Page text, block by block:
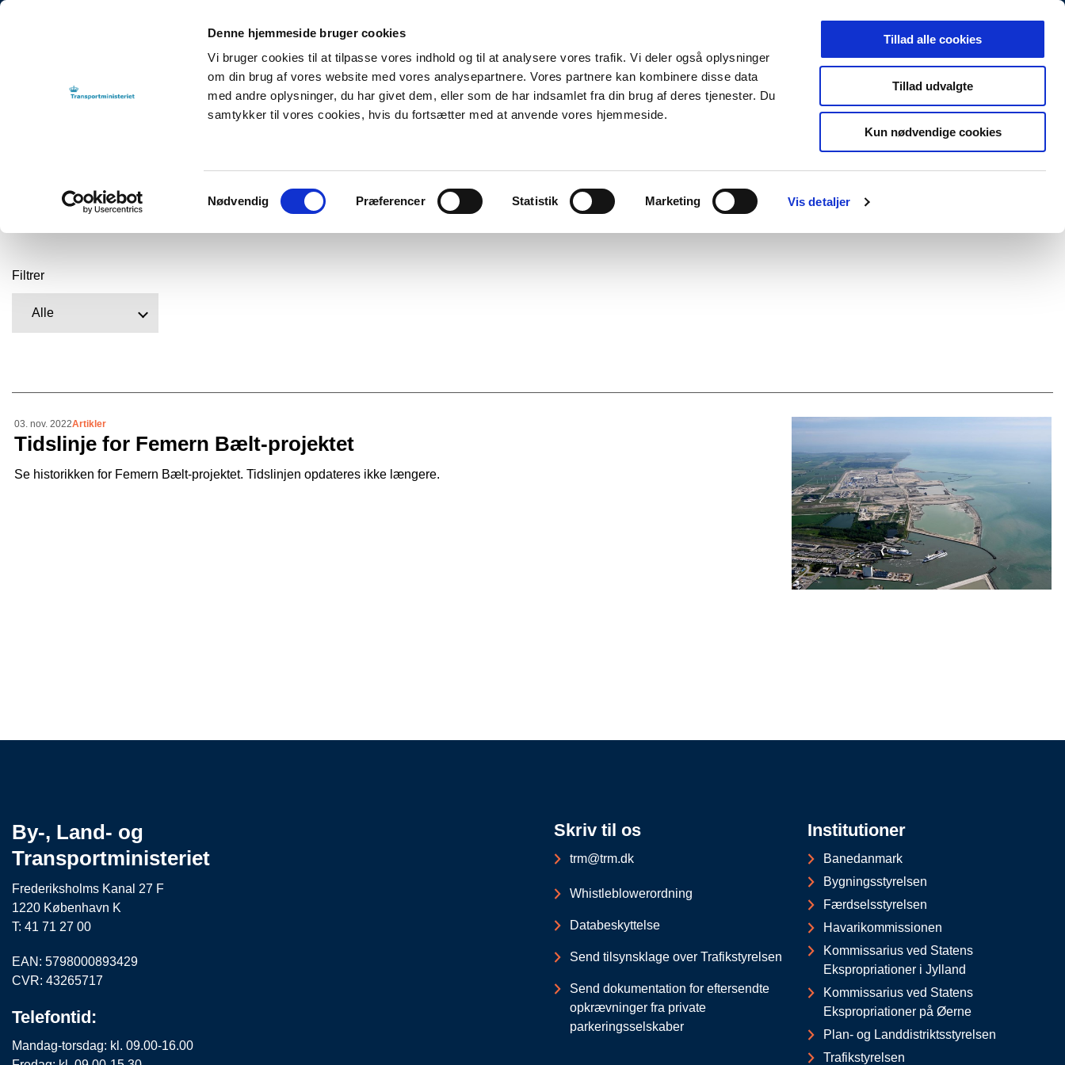
Denne hjemmeside bruger cookies
Vi bruger cookies til at tilpasse vores indhold og til at analysere vores trafik. Vi deler også oplysninger
om din brug af vores website med vores analysepartnere. Vores partnere kan kombinere disse data
med andre oplysninger, du har givet dem, eller som de har indsamlet fra din brug af deres tjenester. Du
samtykker til vores cookies, hvis du fortsætter med at anvende vores hjemmeside.
Samtykkevalg
Nødvendig Præferencer Statistik Marketing Vis detaljer
Tillad alle cookies
Tillad udvalgte
Kun nødvendige cookies
Presse Job og karriere
MINISTERIET
Femern-artikler
Filtrer
03. nov. 2022Artikler
Tidslinje for Femern Bælt-projektet
Se historikken for Femern Bælt-projektet. Tidslinjen opdateres ikke længere.
By-, Land- og
Transportministeriet
Frederiksholms Kanal 27 F
1220 København K
T: 41 71 27 00
EAN: 5798000893429
CVR: 43265717
Telefontid:
Mandag-torsdag: kl. 09.00-16.00
Skriv til os
trm@trm.dk
Whistleblowerordning
Databeskyttelse
Send tilsynsklage over Trafikstyrelsen
Send dokumentation for eftersendte
opkrævninger fra private
parkeringsselskaber
Institutioner
Banedanmark
Bygningsstyrelsen
Færdselsstyrelsen
Havarikommissionen
Kommissarius ved Statens
Ekspropriationer i Jylland
Kommissarius ved Statens
Ekspropriationer på Øerne
Plan- og Landdistriktsstyrelsen
Trafikstyrelsen